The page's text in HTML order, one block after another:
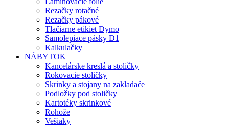
Rezačky rotačné
Rezačky pákové
Tlačiarne etikiet Dymo
Samolepiace pásky D1
Kalkulačky
NÁBYTOK
Kancelárske kreslá a stoličky
Rokovacie stoličky
Skrinky a stojany na zakladače
Podložky pod stoličky
Kartotéky skrinkové
Rohože
Vešiaky